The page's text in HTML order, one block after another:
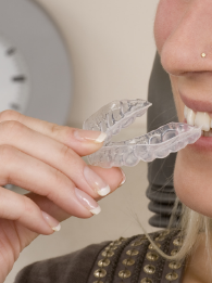
und CMD